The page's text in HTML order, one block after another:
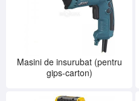
Masini de insurubat (pentru
gips-carton)